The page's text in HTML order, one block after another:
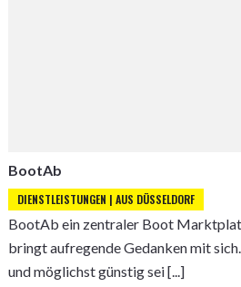
BootAb
DIENSTLEISTUNGEN | AUS DÜSSELDORF
BootAb ein zentraler Boot
bringt aufregende Gedanken mit
und möglichst günstig sei [...]